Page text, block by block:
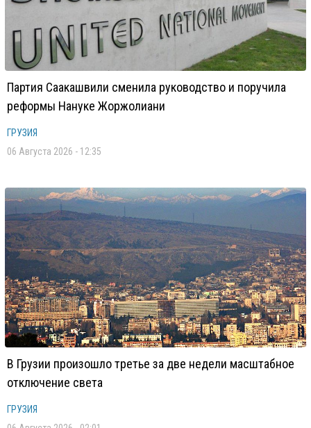
Партия Саакашвили сменила руководство и поручила
реформы Нануке Жоржолиани
ГРУЗИЯ
06 Августа 2026 - 12:35
В Грузии произошло третье за две недели масштабное
отключение света
ГРУЗИЯ